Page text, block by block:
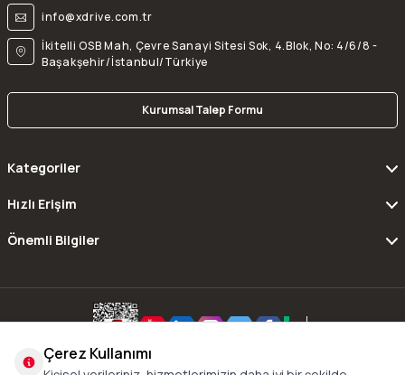
info@xdrive.com.tr
İkitelli OSB Mah, Çevre Sanayi Sitesi Sok, 4.Blok, No: 4/6/8 -
Başakşehir/İstanbul/Türkiye
Kurumsal Talep Formu
Kategoriler
Hızlı Erişim
Önemli Bilgiler
Çerez Kullanımı